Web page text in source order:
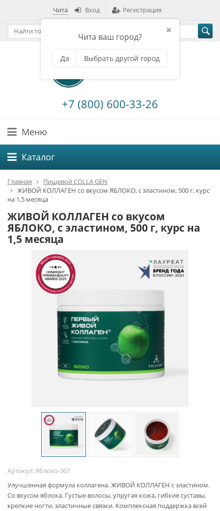
Чита
✖
Чита ваш город?
Да Выбрать другой город
Вход Регистрация
+7 (800) 600-33-26
Меню
Каталог
Главная
Пищевой COLLA GEN
ЖИВОЙ КОЛЛАГЕН со вкусом ЯБЛОКО, с эластином, 500 г, курс
на 1,5 месяца
ЖИВОЙ КОЛЛАГЕН со вкусом
ЯБЛОКО, с эластином, 500 г, курс на
1,5 месяца
Артикул:Яблоко-307
Улучшенная формула коллагена. ЖИВОЙ КОЛЛАГЕН с эластином.
Со вкусом яблока. Густые волосы, упругая кожа, гибкие суставы,
крепкие ногти, эластичные связки. Комплексная поддержка всей